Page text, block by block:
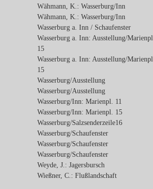
Wähmann, K.: Wasserburg/Inn
Wähmann, K.: Wasserburg/Inn
Wasserburg a. Inn / Schaufenster
Wasserburg a. Inn: Ausstellung/Marienpl
15
Wasserburg a. Inn: Ausstellung/Marienpl
15
Wasserburg/Ausstellung
Wasserburg/Ausstellung
Wasserburg/Inn: Marienpl. 11
Wasserburg/Inn: Marienpl. 15
Wasserburg/Salzsenderzeile16
Wasserburg/Schaufenster
Wasserburg/Schaufenster
Wasserburg/Schaufenster
Weyde, J.: Jagersbursch
Wießner, C.: Flußlandschaft